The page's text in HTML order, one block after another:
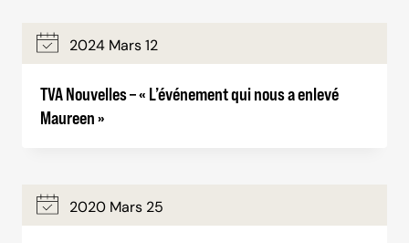
2024 Mars 12
TVA Nouvelles – « L’événement qui nous a enlevé
Maureen »
2020 Mars 25